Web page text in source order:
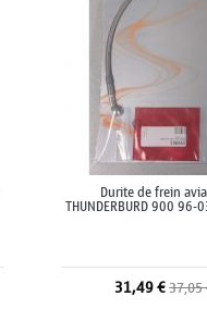
Durite de frein
THUNDERBURD 900
31,49 €37,05